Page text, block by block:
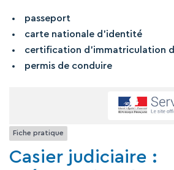
passeport
carte nationale d’identité
certification d’immatriculation
permis de conduire
Fiche pratique
Casier judiciaire :